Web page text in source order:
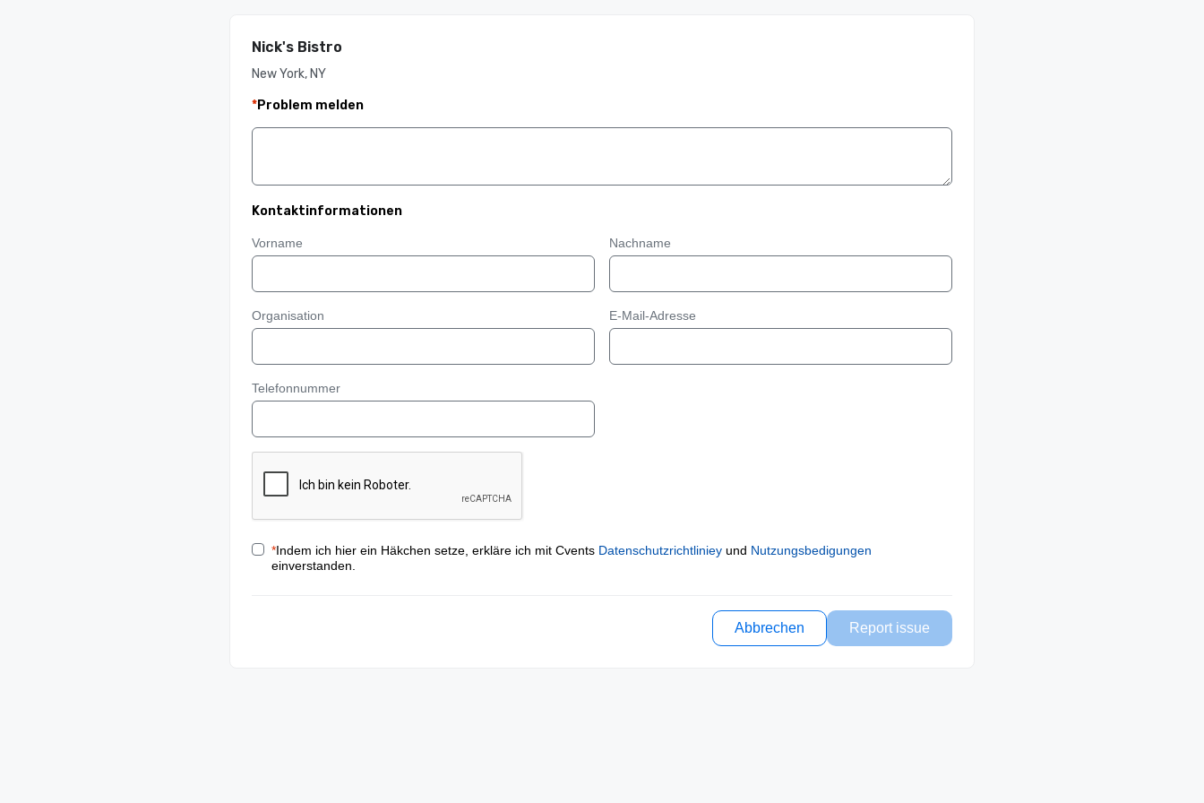
Nick's Bistro
New York, NY
*Problem melden
Kontaktinformationen
Vorname Nachname
Organisation E-Mail-Adresse
Telefonnummer
*Indem ich hier ein Häkchen setze, erkläre ich mit Cvents Datenschutzrichtliniey und Nutzungsbedigungen
einverstanden.
Abbrechen Report issue